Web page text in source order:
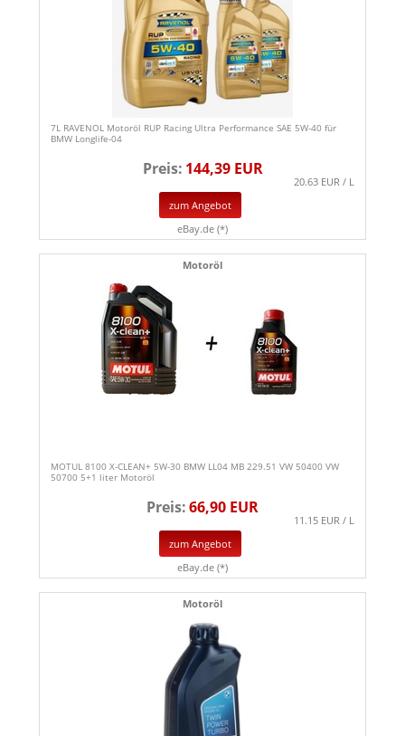
7L RAVENOL Motoröl RUP Racing Ultra Performance SAE 5W-40 für
BMW Longlife-04
Preis: 144,39 EUR
20.63 EUR / L
zum Angebot
eBay.de (*)
Motoröl
MOTUL 8100 X-CLEAN+ 5W-30 BMW LL04 MB 229.51 VW 50400 VW
50700 5+1 liter Motoröl
Preis:66,90 EUR
11.15 EUR / L
zum Angebot
eBay.de (*)
Motoröl